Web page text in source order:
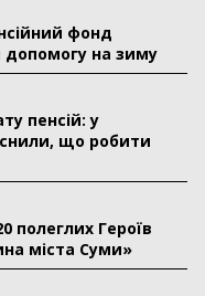
фонд
на зиму
пенсій: у
що робити
полеглих Героїв
міста Суми»